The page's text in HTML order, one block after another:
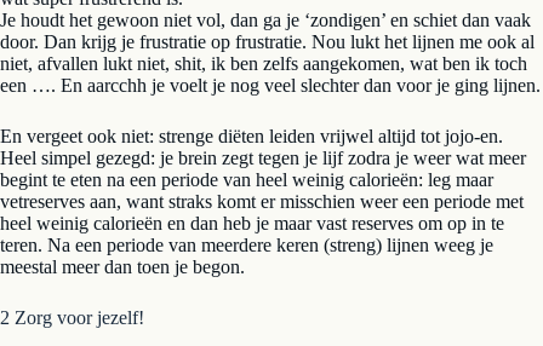
Je houdt het gewoon niet vol, dan ga je ‘zondigen’ en schiet dan vaak
door. Dan krijg je frustratie op frustratie. Nou lukt het lijnen me ook al
niet, afvallen lukt niet, shit, ik ben zelfs aangekomen, wat ben ik toch
een …. En aarcchh je voelt je nog veel slechter dan voor je ging lijnen.
En vergeet ook niet: strenge diëten leiden vrijwel altijd tot jojo-en.
Heel simpel gezegd: je brein zegt tegen je lijf zodra je weer wat meer
begint te eten na een periode van heel weinig calorieën: leg maar
vetreserves aan, want straks komt er misschien weer een periode met
heel weinig calorieën en dan heb je maar vast reserves om op in te
teren. Na een periode van meerdere keren (streng) lijnen weeg je
meestal meer dan toen je begon.
2 Zorg voor jezelf!